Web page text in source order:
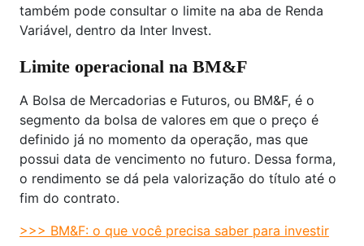
também pode consultar o limite na aba de Renda
Variável, dentro da Inter Invest.
Limite operacional na BM&F
A Bolsa de Mercadorias e Futuros, ou BM&F, é o
segmento da bolsa de valores em que o preço é
definido já no momento da operação, mas que
possui data de vencimento no futuro. Dessa forma,
o rendimento se dá pela valorização do título até o
fim do contrato.
>>> BM&F: o que você precisa saber para investir